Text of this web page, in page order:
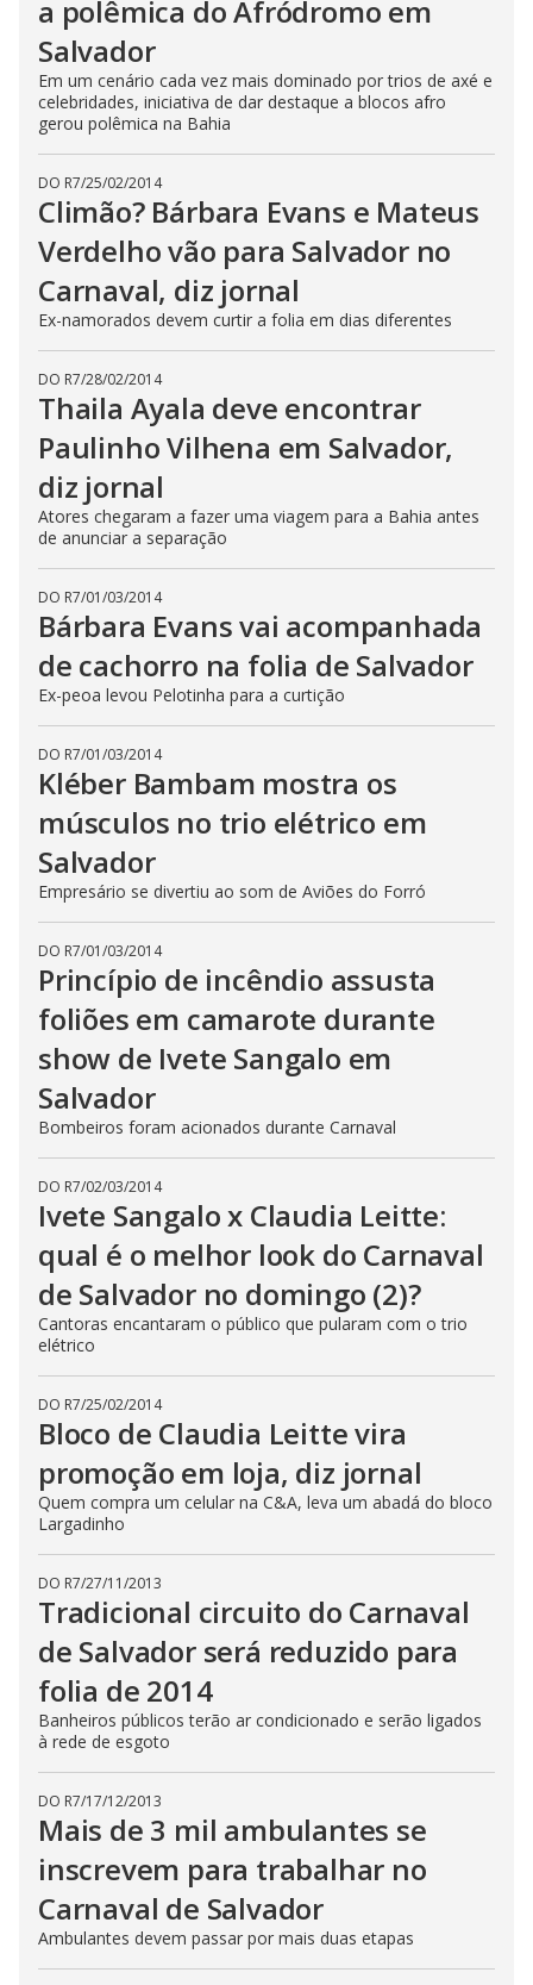
a polêmica do Afródromo em
Salvador
Em um cenário cada vez mais dominado por trios de axé e
celebridades, iniciativa de dar destaque a blocos afro
gerou polêmica na Bahia
DO R7/25/02/2014
Climão? Bárbara Evans e Mateus
Verdelho vão para Salvador no
Carnaval, diz jornal
Ex-namorados devem curtir a folia em dias diferentes
DO R7/28/02/2014
Thaila Ayala deve encontrar
Paulinho Vilhena em Salvador,
diz jornal
Atores chegaram a fazer uma viagem para a Bahia antes
de anunciar a separação
DO R7/01/03/2014
Bárbara Evans vai acompanhada
de cachorro na folia de Salvador
Ex-peoa levou Pelotinha para a curtição
DO R7/01/03/2014
Kléber Bambam mostra os
músculos no trio elétrico em
Salvador
Empresário se divertiu ao som de Aviões do Forró
DO R7/01/03/2014
Princípio de incêndio assusta
foliões em camarote durante
show de Ivete Sangalo em
Salvador
Bombeiros foram acionados durante Carnaval
DO R7/02/03/2014
Ivete Sangalo x Claudia Leitte:
qual é o melhor look do Carnaval
de Salvador no domingo (2)?
Cantoras encantaram o público que pularam com o trio
elétrico
DO R7/25/02/2014
Bloco de Claudia Leitte vira
promoção em loja, diz jornal
Quem compra um celular na C&A, leva um abadá do bloco
Largadinho
DO R7/27/11/2013
Tradicional circuito do Carnaval
de Salvador será reduzido para
folia de 2014
Banheiros públicos terão ar condicionado e serão ligados
à rede de esgoto
DO R7/17/12/2013
Mais de 3 mil ambulantes se
inscrevem para trabalhar no
Carnaval de Salvador
Ambulantes devem passar por mais duas etapas